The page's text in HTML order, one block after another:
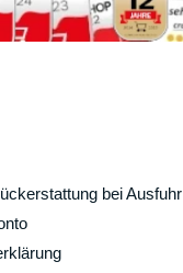
bei Ausfuhr